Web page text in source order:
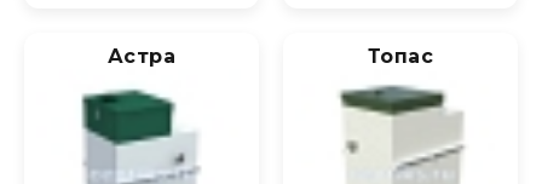
Астра Топас